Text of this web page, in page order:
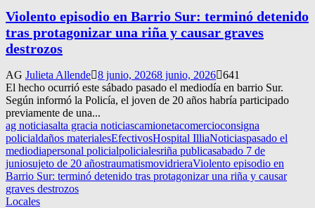
Violento episodio en Barrio Sur: terminó detenido
tras protagonizar una riña y causar graves
destrozos
AG Julieta Allende 8 junio, 20268 junio, 2026 641
El hecho ocurrió este sábado pasado el mediodía en barrio Sur.
Según informó la Policía, el joven de 20 años habría participado
previamente de una...
ag noticiasalta gracia noticiascamionetacomercioconsigna
policialdaños materialesEfectivosHospital IlliaNoticiaspasado el
mediodiapersonal policialpolicialesriña publicasabado 7 de
juniosujeto de 20 añostraumatismovidrieraViolento episodio en
Barrio Sur: terminó detenido tras protagonizar una riña y causar
graves destrozos
Locales